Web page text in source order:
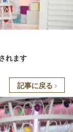
れます
記事に戻る